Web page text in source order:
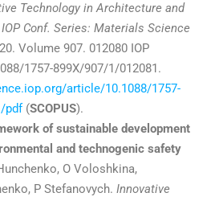
Technology in Architecture and
Conf. Series: Materials Science
Volume 907. 012080 IOP
1757-899X/907/1/012081.
article/10.1088/1757-
pdf(SCOPUS).
of sustainable development
and technogenic safety
О Voloshkina,
P Stefanovych. Innovative